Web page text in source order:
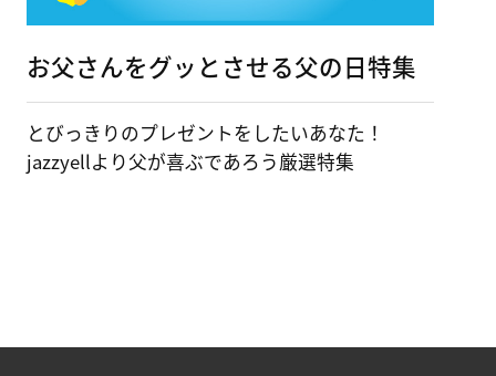
お父さんをグッとさせる父の日特集
とびっきりのプレゼントをしたいあなた！
jazzyellより父が喜ぶであろう厳選特集